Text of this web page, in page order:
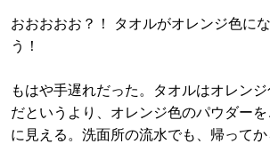
おおおおお？！ タオルがオレンジ色に
う！
もはや手遅れだった。タオルはオレン
だというより、オレンジ色のパウダー
に見える。洗面所の流水でも、帰って